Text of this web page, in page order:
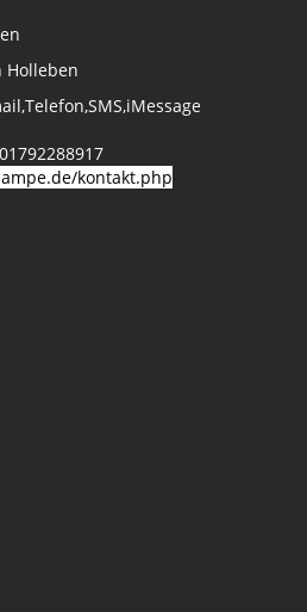
Holleben
kontakt.php